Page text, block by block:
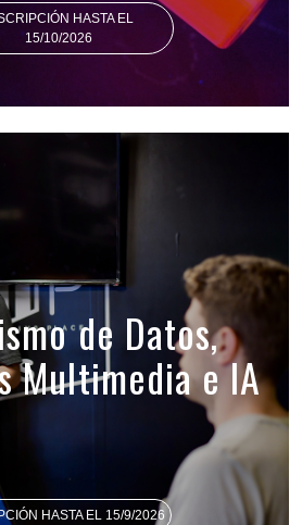
HASTA EL
15/10/2026
de Datos,
Multimedia e IA
HASTA EL 15/9/2026